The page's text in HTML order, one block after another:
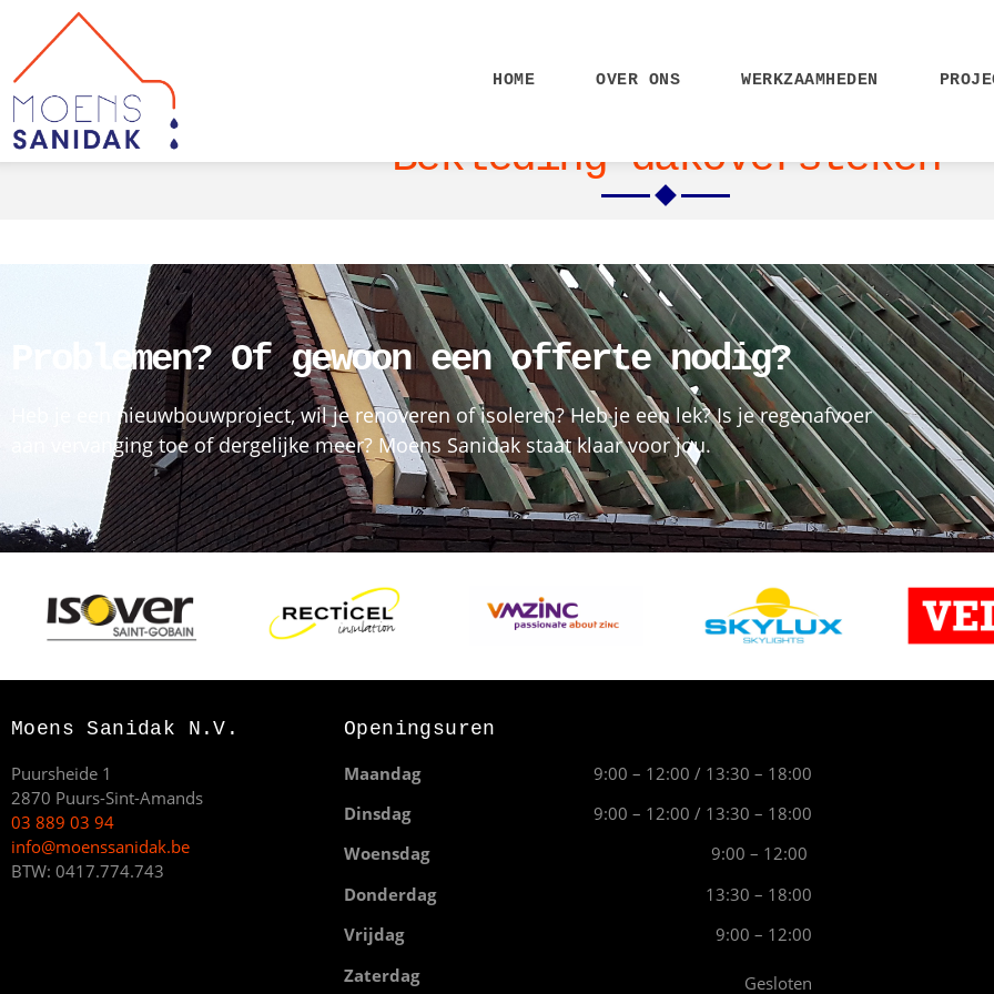
HOME OVER ONS WERKZAAMHEDEN
Bekleding dakoversteken
Problemen? Of gewoon een offerte nodig?
Heb je een nieuwbouwproject, wil je renoveren of isoleren? Heb je een lek? Is je regenafvoer
aan vervanging toe of dergelijke meer? Moens Sanidak staat klaar voor jou.
Moens Sanidak N.V.
Puursheide 1
2870 Puurs-Sint-Amands
03 889 03 94
info@moenssanidak.be
BTW: 0417.774.743
Openingsuren
Maandag
9:00 – 12:00 / 13:30 – 18:00
Dinsdag
9:00 – 12:00 / 13:30 – 18:00
Woensdag
9:00 – 12:00
Donderdag
13:30 – 18:00
Vrijdag
9:00 – 12:00
Zaterdag
Gesloten